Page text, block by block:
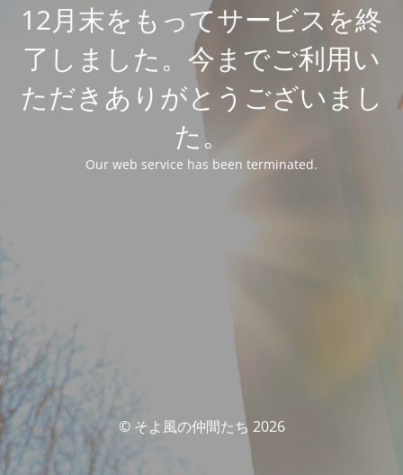
12月末をもってサービスを終
了しました。今までご利用い
ただきありがとうございまし
た。
Our web service has been terminated.
© そよ風の仲間たち 2026